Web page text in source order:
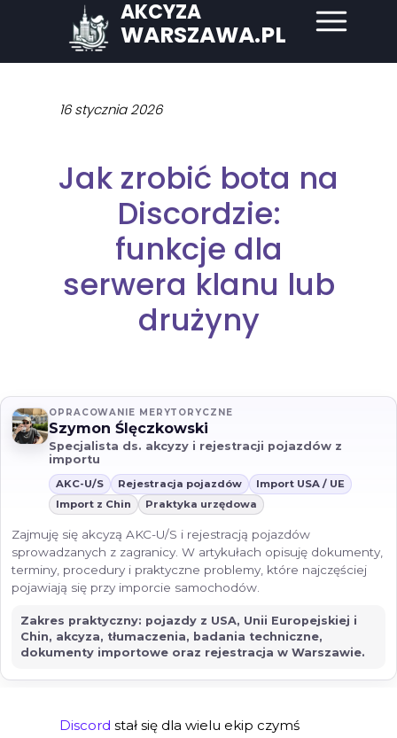
AKCYZA
WARSZAWA.PL
16 stycznia 2026
Jak zrobić bota na
Discordzie:
funkcje dla
serwera klanu lub
drużyny
Discord stał się dla wielu ekip czymś
OPRACOWANIE MERYTORYCZNE
Szymon Ślęczkowski
Specjalista ds. akcyzy i rejestracji pojazdów z
importu
AKC-U/S Rejestracja pojazdów
Import USA / UE
Import z Chin
Praktyka urzędowa
Zajmuję się akcyzą AKC-U/S i rejestracją pojazdów
sprowadzanych z zagranicy. W artykułach opisuję dokumenty,
terminy, procedury i praktyczne problemy, które najczęściej
pojawiają się przy imporcie samochodów.
Zakres praktyczny: pojazdy z USA, Unii Europejskiej i
Chin, akcyza, tłumaczenia, badania techniczne,
dokumenty importowe oraz rejestracja w Warszawie.